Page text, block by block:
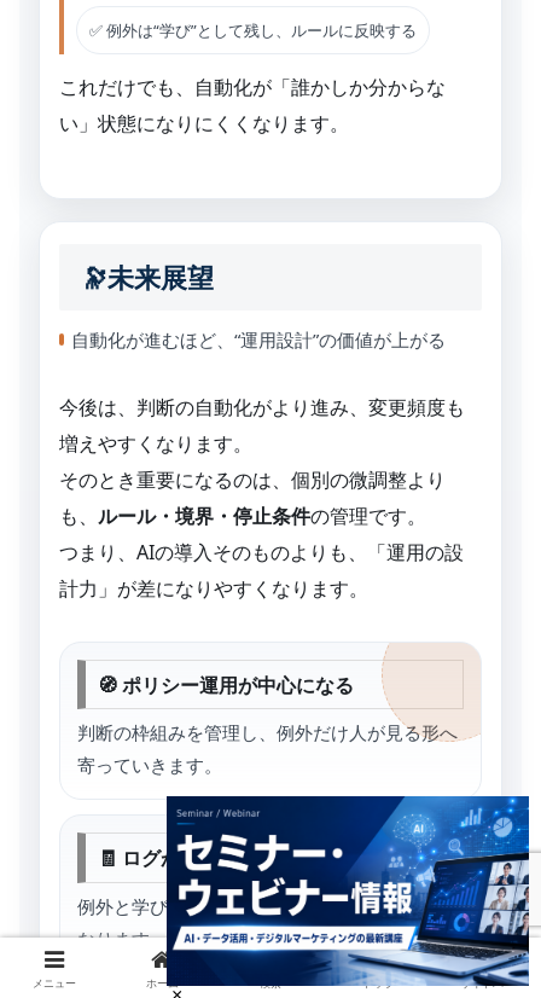
✅ 例外は“学び”として残し、ルールに反映する
これだけでも、自動化が「誰かしか分からな
い」状態になりにくくなります。
🔭未来展望
自動化が進むほど、“運用設計”の価値が上がる
今後は、判断の自動化がより進み、変更頻度も
増えやすくなります。
そのとき重要になるのは、個別の微調整より
も、 ルール・境界・停止条件の管理です。
つまり、AIの導入そのものよりも、「運用の設
計力」が差になりやすくなります。
🧭 ポリシー運用が中心になる
判断の枠組みを管理し、例外だけ人が見る形へ
寄っていきます。
🧾 ログがナレッジ資産になる
例外と学びが蓄積されるほど、次の導入が速く
なります。
メニュー ホーム 検索 トップ サイドバー